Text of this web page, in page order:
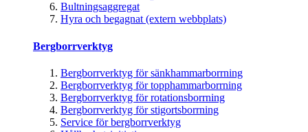
Bultningsaggregat
Hyra och begagnat (extern webbplats)
Bergborrverktyg
Bergborrverktyg för sänkhammarborrning
Bergborrverktyg för topphammarborrning
Bergborrverktyg för rotationsborrning
Bergborrverktyg för stigortsborrning
Service för bergborrverktyg